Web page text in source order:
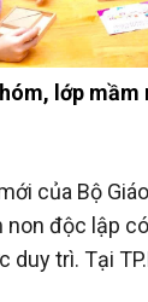
lớp
của Bộ
non độc lập
duy trì. Tại